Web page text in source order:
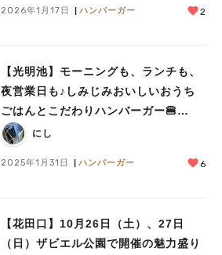
2026年1月17日 ハンバーガー 2
【光明池】モーニングも、ランチも、
夜営業日も♪しみじみおいしいおうち
ごはんとこだわりハンバーガー🍔
の”でんでんカフェ”
にし
2025年1月31日 ハンバーガー 6
【花田口】10月26日（土）、27日
（日）ザビエル公園で開催の魅力盛り